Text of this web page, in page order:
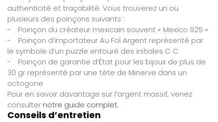
authenticité et traçabilité. Vous trouverez un ou
plusieurs des poinçons suivants :
-
Poinçon du créateur mexicain souvent « Mexico 925 »
-
Poinçon d’importateur Au Fol Argent représenté par
le symbole d’un puzzle entouré des initiales C C
-
Poinçon de garantie d’État pour les bijoux de plus de
30 gr représenté par une tête de Minerve dans un
octogone
Pour en savoir davantage sur l’argent massif, venez
consulter notre guide complet.
Conseils d’entretien